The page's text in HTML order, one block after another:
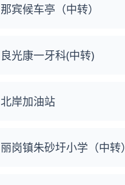
那宾候车亭（中转）
良光康一牙科(中转)
北岸加油站
丽岗镇朱砂圩小学（中转）